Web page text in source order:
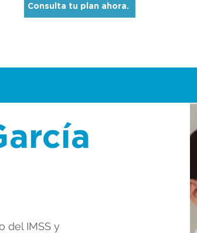
Consulta tu plan ahora.
del IMSS y